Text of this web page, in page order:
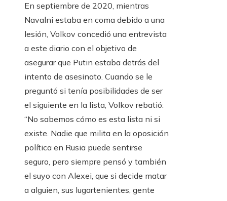
En septiembre de 2020, mientras
Navalni estaba en coma debido a una
lesión, Volkov concedió una entrevista
a este diario con el objetivo de
asegurar que Putin estaba detrás del
intento de asesinato. Cuando se le
preguntó si tenía posibilidades de ser
el siguiente en la lista, Volkov rebatió:
“No sabemos cómo es esta lista ni si
existe. Nadie que milita en la oposición
política en Rusia puede sentirse
seguro, pero siempre pensó y también
el suyo con Alexei, que si decide matar
a alguien, sus lugartenientes, gente